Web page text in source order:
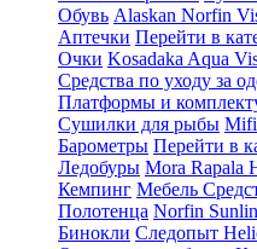
Обувь Alaskan Norfin
Аптечки Перейти в
Очки Kosadaka Aqua
Средства по уходу за
Платформы и
Сушилки для рыбы
Барометры Перейти в
Ледобуры Mora Rapala
Кемпинг Мебель
Полотенца Norfin
Бинокли Следопыт